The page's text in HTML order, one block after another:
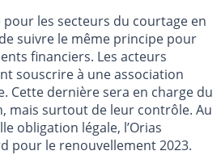
pour les secteurs du courtage en
suivre le même principe pour
financiers. Les acteurs
souscrire à une association
Cette dernière sera en charge du
mais surtout de leur contrôle. Au
obligation légale, l’Orias
pour le renouvellement 2023.